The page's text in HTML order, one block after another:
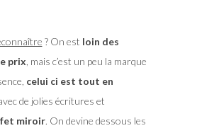
? On est loin des
prix , mais c’est un peu la marque
celui ci est tout en
de jolies écritures et
miroir. On devine dessous les